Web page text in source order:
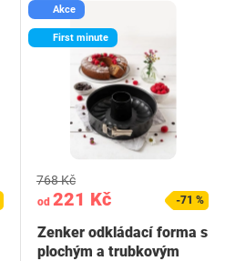
Akce
First minute
od 221 Kč
768 Kč
-71 %
Zenker odkládací forma s
plochým a trubkovým